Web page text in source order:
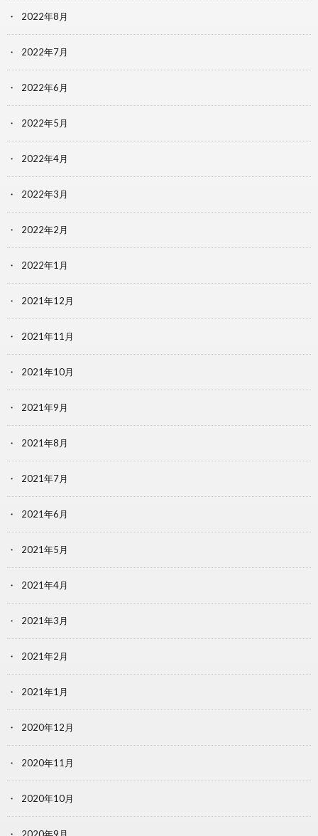
2022年8月
2022年7月
2022年6月
2022年5月
2022年4月
2022年3月
2022年2月
2022年1月
2021年12月
2021年11月
2021年10月
2021年9月
2021年8月
2021年7月
2021年6月
2021年5月
2021年4月
2021年3月
2021年2月
2021年1月
2020年12月
2020年11月
2020年10月